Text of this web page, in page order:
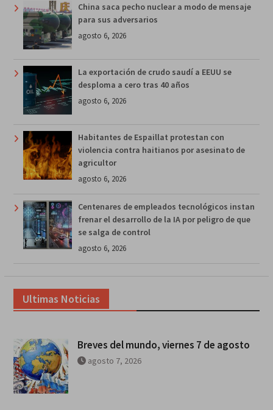
China saca pecho nuclear a modo de mensaje
para sus adversarios
agosto 6, 2026
La exportación de crudo saudí a EEUU se
desploma a cero tras 40 años
agosto 6, 2026
Habitantes de Espaillat protestan con
violencia contra haitianos por asesinato de
agricultor
agosto 6, 2026
Centenares de empleados tecnológicos instan
frenar el desarrollo de la IA por peligro de que
se salga de control
agosto 6, 2026
Ultimas Noticias
Breves del mundo, viernes 7 de agosto
agosto 7, 2026